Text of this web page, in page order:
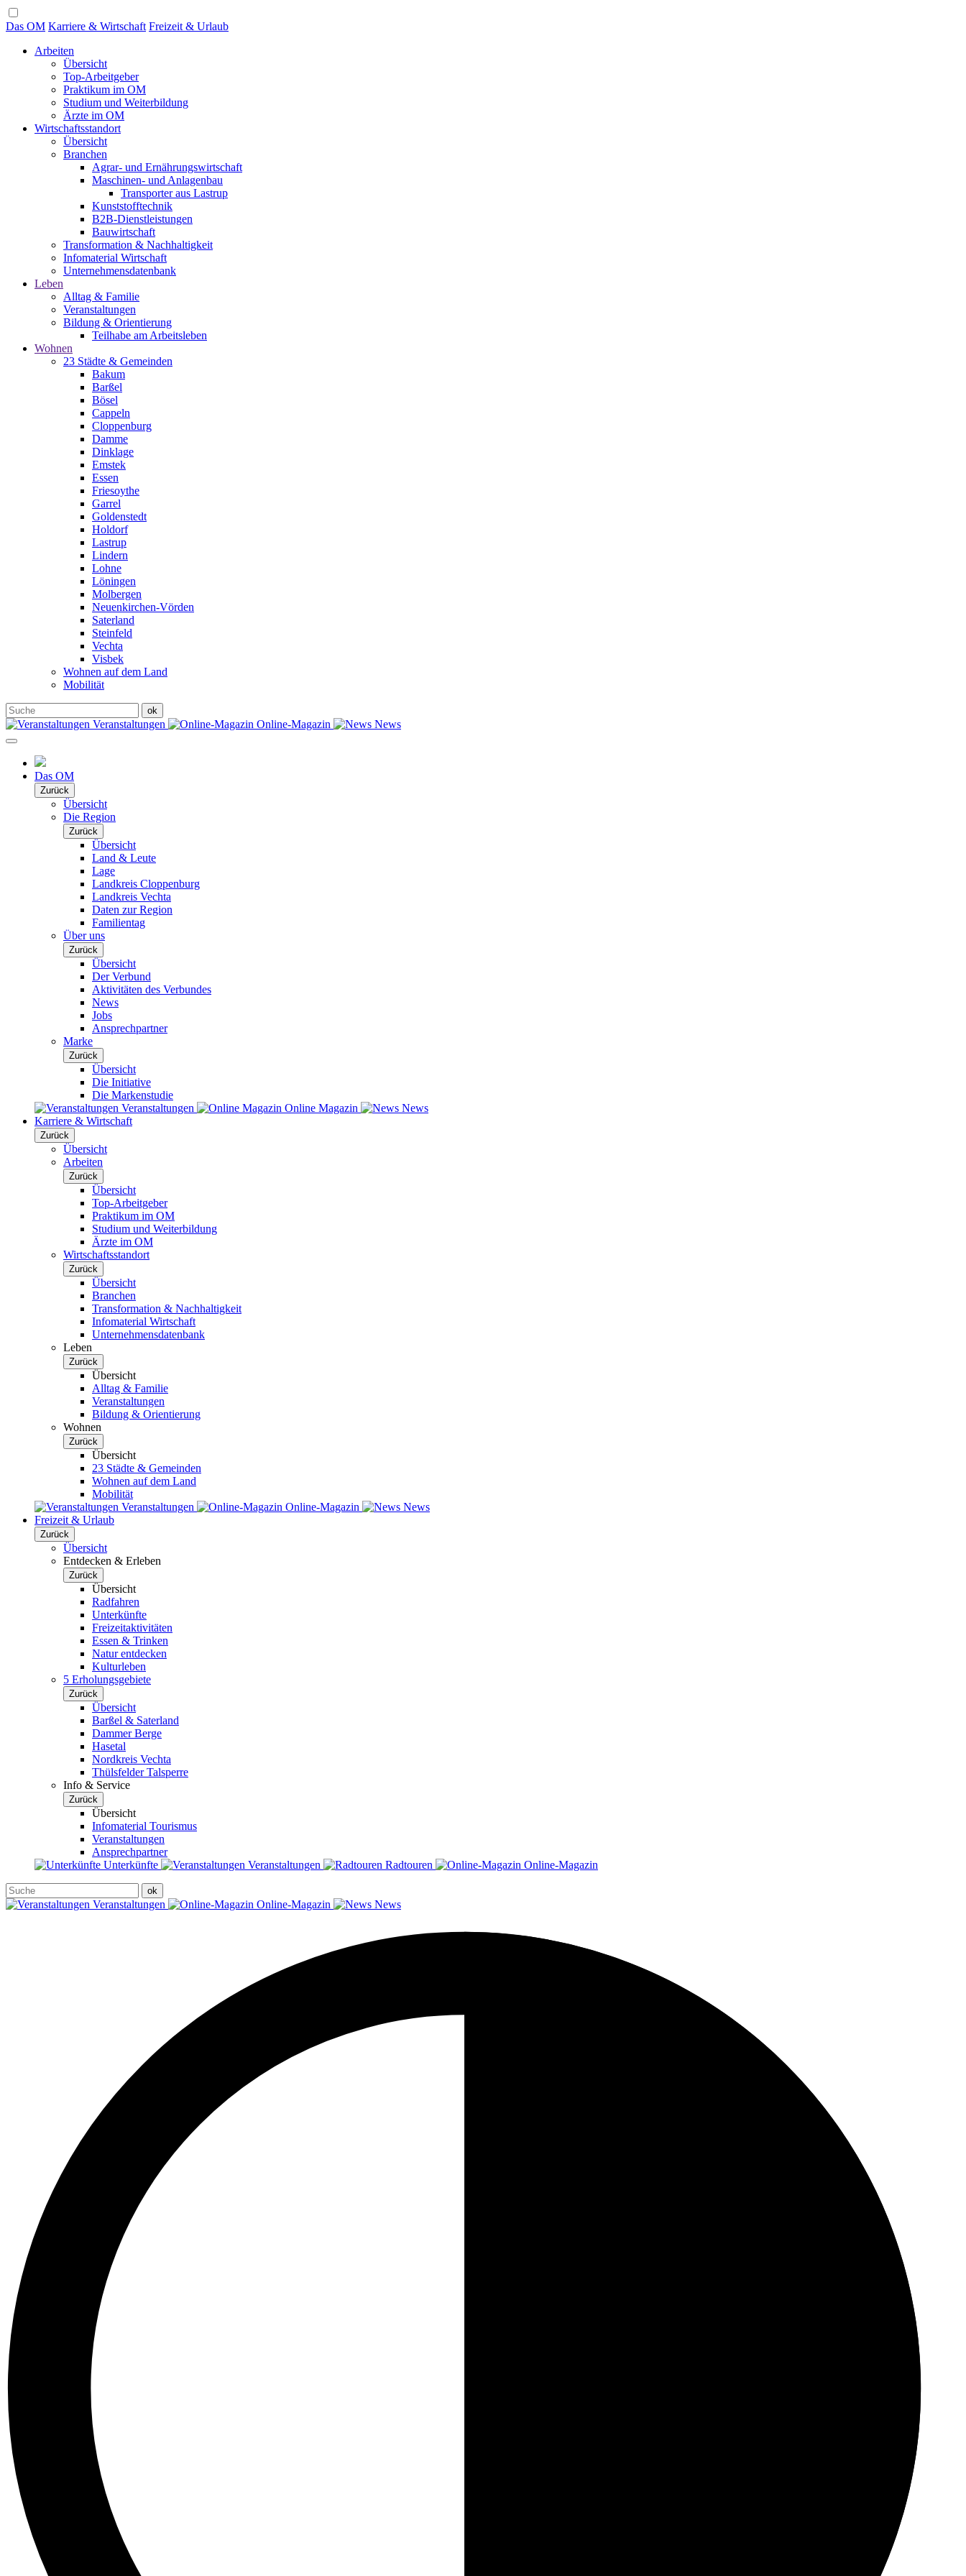
Das OM Karriere & Wirtschaft Freizeit & Urlaub
Arbeiten
Übersicht
Top-Arbeitgeber
Praktikum im OM
Studium und Weiterbildung
Ärzte im OM
Wirtschaftsstandort
Übersicht
Branchen
Agrar- und Ernährungswirtschaft
Maschinen- und Anlagenbau
Transporter aus Lastrup
Kunststofftechnik
B2B-Dienstleistungen
Bauwirtschaft
Transformation & Nachhaltigkeit
Infomaterial Wirtschaft
Unternehmensdatenbank
Leben
Alltag & Familie
Veranstaltungen
Bildung & Orientierung
Teilhabe am Arbeitsleben
Wohnen
23 Städte & Gemeinden
Bakum
Barßel
Bösel
Cappeln
Cloppenburg
Damme
Dinklage
Emstek
Essen
Friesoythe
Garrel
Goldenstedt
Holdorf
Lastrup
Lindern
Lohne
Löningen
Molbergen
Neuenkirchen-Vörden
Saterland
Steinfeld
Vechta
Visbek
Wohnen auf dem Land
Mobilität
Veranstaltungen Online-Magazin News
Das OM
Zurück
Übersicht
Die Region
Zurück
Übersicht
Land & Leute
Lage
Landkreis Cloppenburg
Landkreis Vechta
Daten zur Region
Familientag
Über uns
Zurück
Übersicht
Der Verbund
Aktivitäten des Verbundes
News
Jobs
Ansprechpartner
Marke
Zurück
Übersicht
Die Initiative
Die Markenstudie
Veranstaltungen
Online Magazin
News
Karriere & Wirtschaft
Zurück
Übersicht
Arbeiten
Zurück
Übersicht
Top-Arbeitgeber
Praktikum im OM
Studium und Weiterbildung
Ärzte im OM
Wirtschaftsstandort
Zurück
Übersicht
Branchen
Transformation & Nachhaltigkeit
Infomaterial Wirtschaft
Unternehmensdatenbank
Leben
Zurück
Übersicht
Alltag & Familie
Veranstaltungen
Bildung & Orientierung
Wohnen
Zurück
Übersicht
23 Städte & Gemeinden
Wohnen auf dem Land
Mobilität
Veranstaltungen
Online-Magazin
News
Freizeit & Urlaub
Zurück
Übersicht
Entdecken & Erleben
Zurück
Übersicht
Radfahren
Unterkünfte
Freizeitaktivitäten
Essen & Trinken
Natur entdecken
Kulturleben
5 Erholungsgebiete
Zurück
Übersicht
Barßel & Saterland
Dammer Berge
Hasetal
Nordkreis Vechta
Thülsfelder Talsperre
Info & Service
Zurück
Übersicht
Infomaterial Tourismus
Veranstaltungen
Ansprechpartner
Unterkünfte
Veranstaltungen Radtouren Online-Magazin
Veranstaltungen Online-Magazin News